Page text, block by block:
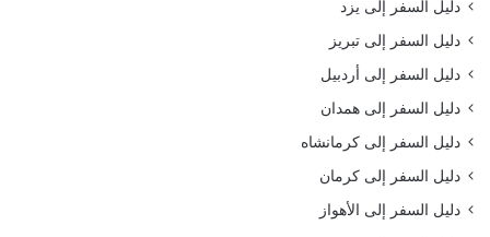
دليل السفر إلى يزد
دليل السفر إلى تبريز
دليل السفر إلى أردبيل
دليل السفر إلى همدان
دليل السفر إلى كرمانشاه
دليل السفر إلى كرمان
دليل السفر إلى الأهواز